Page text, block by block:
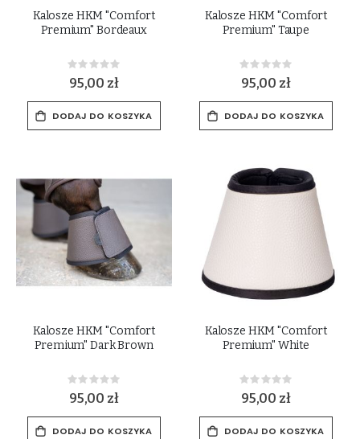
Kalosze HKM "Comfort
Premium" Bordeaux
Rating:
0%
95,00 zł
DODAJ DO KOSZYKA
Kalosze HKM "Comfort
Premium" Taupe
Rating:
0%
95,00 zł
DODAJ DO KOSZYKA
Kalosze HKM "Comfort
Premium" Dark Brown
Rating:
0%
95,00 zł
DODAJ DO KOSZYKA
Kalosze HKM "Comfort
Premium" White
Rating:
0%
95,00 zł
DODAJ DO KOSZYKA